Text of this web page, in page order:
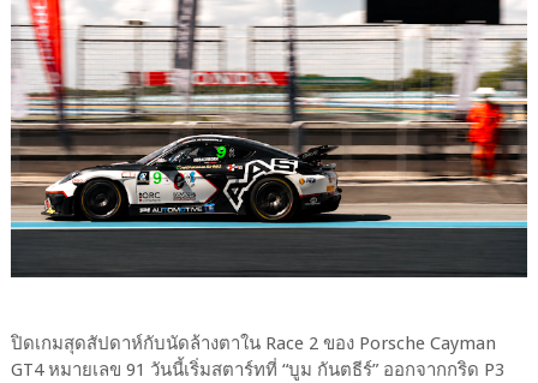
ปิดเกมสุดสัปดาห์กับนัดล้างตาใน Race 2 ของ Porsche Cayman
GT4 หมายเลข 91 วันนี้เริ่มสตาร์ทที่ “บูม กันตธีร์” ออกจากกริด P3